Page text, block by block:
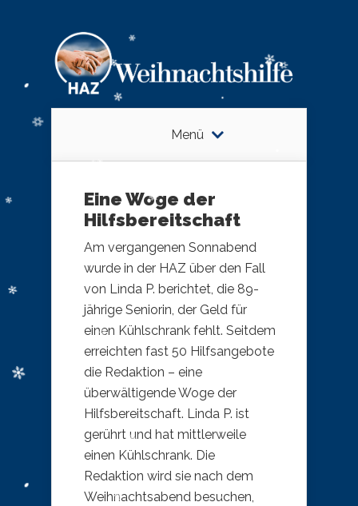
Menü
Eine Woge der
Hilfsbereitschaft
Am vergangenen Sonnabend
wurde in der HAZ über den Fall
von Linda P. berichtet, die 89-
jährige Seniorin, der Geld für
einen Kühlschrank fehlt. Seitdem
erreichten fast 50 Hilfsangebote
die Redaktion – eine
überwältigende Woge der
Hilfsbereitschaft. Linda P. ist
gerührt und hat mittlerweile
einen Kühlschrank. Die
Redaktion wird sie nach dem
Weihnachtsabend besuchen,